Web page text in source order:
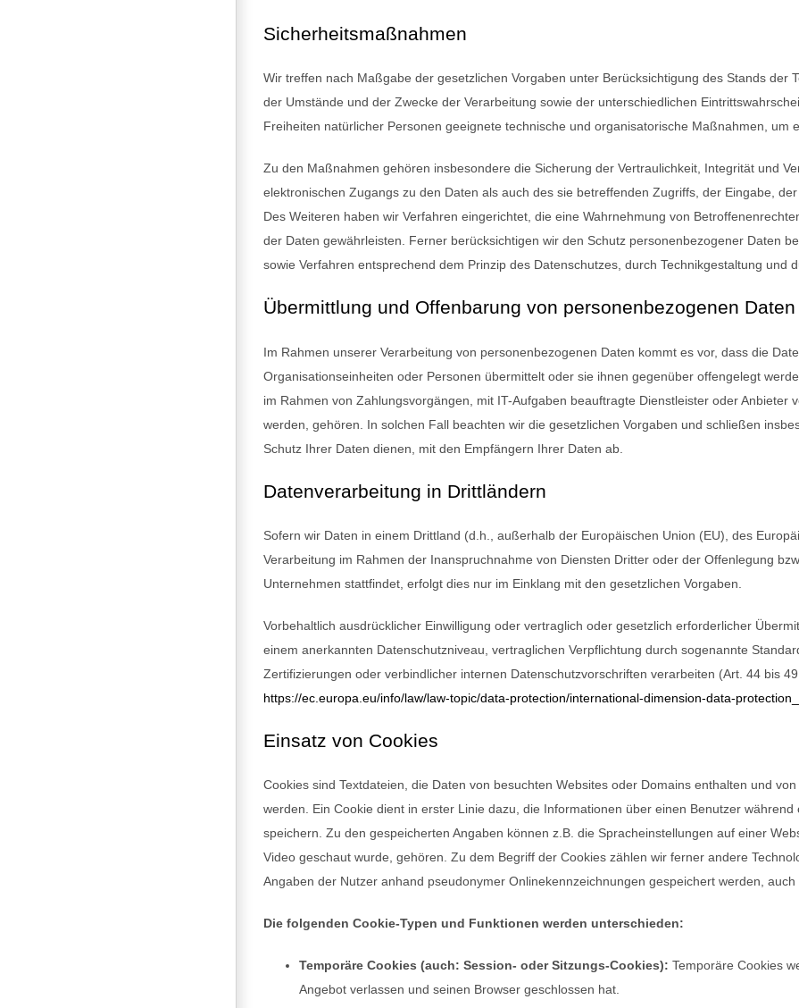
Sicherheitsmaßnahmen
Wir treffen nach Maßgabe der gesetzlichen Vorgaben unter Berücksichtigung des Stands der
der Umstände und der Zwecke der Verarbeitung sowie der unterschiedlichen
Freiheiten natürlicher Personen geeignete technische und organisatorische Maßnahmen, um
Zu den Maßnahmen gehören insbesondere die Sicherung der Vertraulichkeit, Integrität und
elektronischen Zugangs zu den Daten als auch des sie betreffenden Zugriffs, der Eingabe,
Des Weiteren haben wir Verfahren eingerichtet, die eine Wahrnehmung von
der Daten gewährleisten. Ferner berücksichtigen wir den Schutz personenbezogener Daten
sowie Verfahren entsprechend dem Prinzip des Datenschutzes, durch Technikgestaltung und
Übermittlung und Offenbarung von personenbezogenen Daten
Im Rahmen unserer Verarbeitung von personenbezogenen Daten kommt es vor, dass die
Organisationseinheiten oder Personen übermittelt oder sie ihnen gegenüber offengelegt
im Rahmen von Zahlungsvorgängen, mit IT-Aufgaben beauftragte Dienstleister oder Anbieter
werden, gehören. In solchen Fall beachten wir die gesetzlichen Vorgaben und schließen
Schutz Ihrer Daten dienen, mit den Empfängern Ihrer Daten ab.
Datenverarbeitung in Drittländern
Sofern wir Daten in einem Drittland (d.h., außerhalb der Europäischen Union (EU), des
Verarbeitung im Rahmen der Inanspruchnahme von Diensten Dritter oder der Offenlegung
Unternehmen stattfindet, erfolgt dies nur im Einklang mit den gesetzlichen Vorgaben.
Vorbehaltlich ausdrücklicher Einwilligung oder vertraglich oder gesetzlich erforderlicher
einem anerkannten Datenschutzniveau, vertraglichen Verpflichtung durch sogenannte
Zertifizierungen oder verbindlicher internen Datenschutzvorschriften verarbeiten (Art. 44 bis
https://ec.europa.eu/info/law/law-topic/data-protection/international-dimension-data-
Einsatz von Cookies
Cookies sind Textdateien, die Daten von besuchten Websites oder Domains enthalten und
werden. Ein Cookie dient in erster Linie dazu, die Informationen über einen Benutzer
speichern. Zu den gespeicherten Angaben können z.B. die Spracheinstellungen auf einer
Video geschaut wurde, gehören. Zu dem Begriff der Cookies zählen wir ferner andere
Angaben der Nutzer anhand pseudonymer Onlinekennzeichnungen gespeichert werden, auch
Die folgenden Cookie-Typen und Funktionen werden unterschieden:
Temporäre Cookies (auch: Session- oder Sitzungs-Cookies): Temporäre Cookies
Angebot verlassen und seinen Browser geschlossen hat.